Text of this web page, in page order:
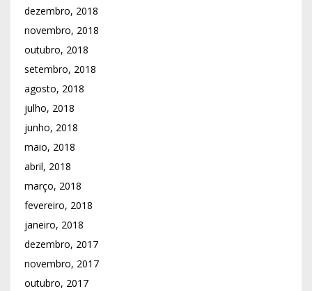
dezembro, 2018
novembro, 2018
outubro, 2018
setembro, 2018
agosto, 2018
julho, 2018
junho, 2018
maio, 2018
abril, 2018
março, 2018
fevereiro, 2018
janeiro, 2018
dezembro, 2017
novembro, 2017
outubro, 2017